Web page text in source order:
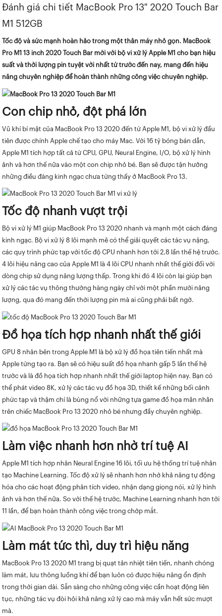
Đánh giá chi tiết MacBook Pro 13″ 2020 Touch Bar
M1 512GB
Tốc độ và sức mạnh hoàn hảo trong một thân máy nhỏ gọn. MacBook
Pro M1 13 inch 2020 Touch Bar mới với bộ vi xử lý Apple M1 cho bạn hiệu
suất và thời lượng pin tuyệt vời nhất từ trước đến nay, mang đến hiệu
năng chuyên nghiệp để hoàn thành những công việc chuyên nghiệp.
Con chip nhỏ, đột phá lớn
Vũ khí bí mật của MacBook Pro 13 2020 đến từ Apple M1, bộ vi xử lý đầu
tiên được chính Apple chế tạo cho máy Mac. Với 16 tỷ bóng bán dẫn,
Apple M1 tích hợp tất cả từ CPU, GPU, Neural Engine, I/O, bộ xử lý hình
ảnh và hơn thế nữa vào một con chip nhỏ bé. Bạn sẽ được tận hưởng
những điều đáng kinh ngạc chưa từng thấy ở MacBook Pro 13.
Tốc độ nhanh vượt trội
Bộ vi xử lý M1 giúp MacBook Pro 13 2020 nhanh và mạnh một cách đáng
kinh ngạc. Bộ vi xử lý 8 lõi mạnh mẽ có thể giải quyết các tác vụ nặng,
các quy trình phức tạp với tốc độ CPU nhanh hơn tới 2,8 lần thế hệ trước.
4 lõi hiệu năng cao của Apple M1 là 4 lõi CPU nhanh nhất thế giới đối với
dòng chip sử dụng năng lượng thấp. Trong khi đó 4 lõi còn lại giúp bạn
xử lý các tác vụ thông thường hàng ngày chỉ với một phần mười năng
lượng, qua đó mang đến thời lượng pin mà ai cũng phải bất ngờ.
Đồ họa tích hợp nhanh nhất thế giới
GPU 8 nhân bên trong Apple M1 là bộ xử lý đồ họa tiên tiến nhất mà
Apple từng tạo ra. Bạn sẽ có hiệu suất đồ họa nhanh gấp 5 lần thế hệ
trước và là đồ họa tích hợp nhanh nhất thế giới laptop hiện nay. Bạn có
thể phát video 8K, xử lý các tác vụ đồ họa 3D, thiết kế những bối cảnh
phức tạp và thậm chí là bùng nổ với những tựa game đồ họa mãn nhãn
trên chiếc MacBook Pro 13 2020 nhỏ bé nhưng đầy chuyên nghiệp.
Làm việc nhanh hơn nhờ trí tuệ AI
Apple M1 tích hợp nhân Neural Engine 16 lõi, tối ưu hệ thống trí tuệ nhân
tạo Machine Learning. Tốc độ xử lý sẽ nhanh hơn nhờ khả năng tự động
hóa cho các hoạt động phân tích video, nhận dạng giọng nói, xử lý hình
ảnh và hơn thế nữa. So với thế hệ trước, Machine Learning nhanh hơn tới
11 lần, để bạn hoàn thành công việc trong chớp mắt.
Làm mát tức thì, duy trì hiệu năng
MacBook Pro 13 2020 M1 trang bị quạt tản nhiệt tiên tiến, nhanh chóng
làm mát, lưu thông luồng khí để bạn luôn có được hiệu năng ổn định
trong thời gian dài. Sẵn sàng cho những công việc cần hoạt động liên
tục, những tác vụ đòi hỏi khả năng xử lý cao mà máy vẫn hết sức mượt
mà.